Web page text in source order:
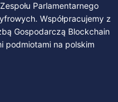
Parlamentarnego
Współpracujemy z
Gospodarczą Blockchain
podmiotami na polskim